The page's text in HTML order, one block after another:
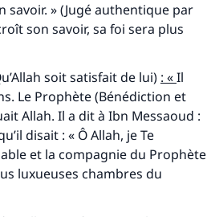
savoir. » (Jugé authentique par
son savoir, sa foi sera plus
soit satisfait de lui) : «Il
Le Prophète (Bénédiction et
Allah. Il a dit à Ibn Messaoud :
disait : « Ô Allah, je Te
et la compagnie du Prophète
luxueuses chambres du